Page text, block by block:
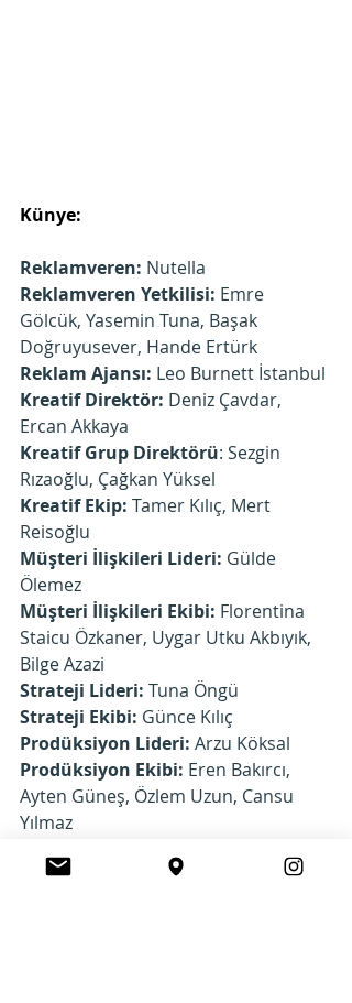
Künye:
Reklamveren: Nutella
Reklamveren Yetkilisi: Emre
Gölcük, Yasemin Tuna, Başak
Doğruyusever, Hande Ertürk
Reklam Ajansı: Leo Burnett İstanbul
Kreatif Direktör: Deniz Çavdar,
Ercan Akkaya
Kreatif Grup Direktörü: Sezgin
Rızaoğlu, Çağkan Yüksel
Kreatif Ekip: Tamer Kılıç, Mert
Reisoğlu
Müşteri İlişkileri Lideri: Gülde
Ölemez
Müşteri İlişkileri Ekibi: Florentina
Staicu Özkaner, Uygar Utku Akbıyık,
Bilge Azazi
Strateji Lideri: Tuna Öngü
Strateji Ekibi: Günce Kılıç
Prodüksiyon Lideri: Arzu Köksal
Prodüksiyon Ekibi: Eren Bakırcı,
Ayten Güneş, Özlem Uzun, Cansu
Yılmaz
Prodüksiyon Şirketi:
Depo Film